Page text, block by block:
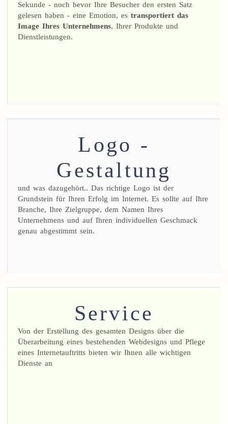
Sekunde - noch bevor Ihre Besucher den ersten Satz
gelesen haben - eine Emotion, es transportiert das
Image Ihres Unternehmens, Ihrer Produkte und
Dienstleistungen.
Logo -
Gestaltung
und was dazugehört.. Das richtige Logo ist der
Grundstein für Ihren Erfolg im Internet. Es sollte auf Ihre
Branche, Ihre Zielgruppe, dem Namen Ihres
Unternehmens und auf Ihren individuellen Geschmack
genau abgestimmt sein.
Service
Von der Erstellung des gesamten Designs über die
Überarbeitung eines bestehenden Webdesigns und Pflege
eines Internetauftritts bieten wir Ihnen alle wichtigen
Dienste an